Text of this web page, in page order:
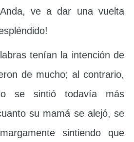
ve a dar una vuelta
tenían la intención de
de mucho; al contrario,
se sintió todavía más
su mamá se alejó, se
sintiendo que